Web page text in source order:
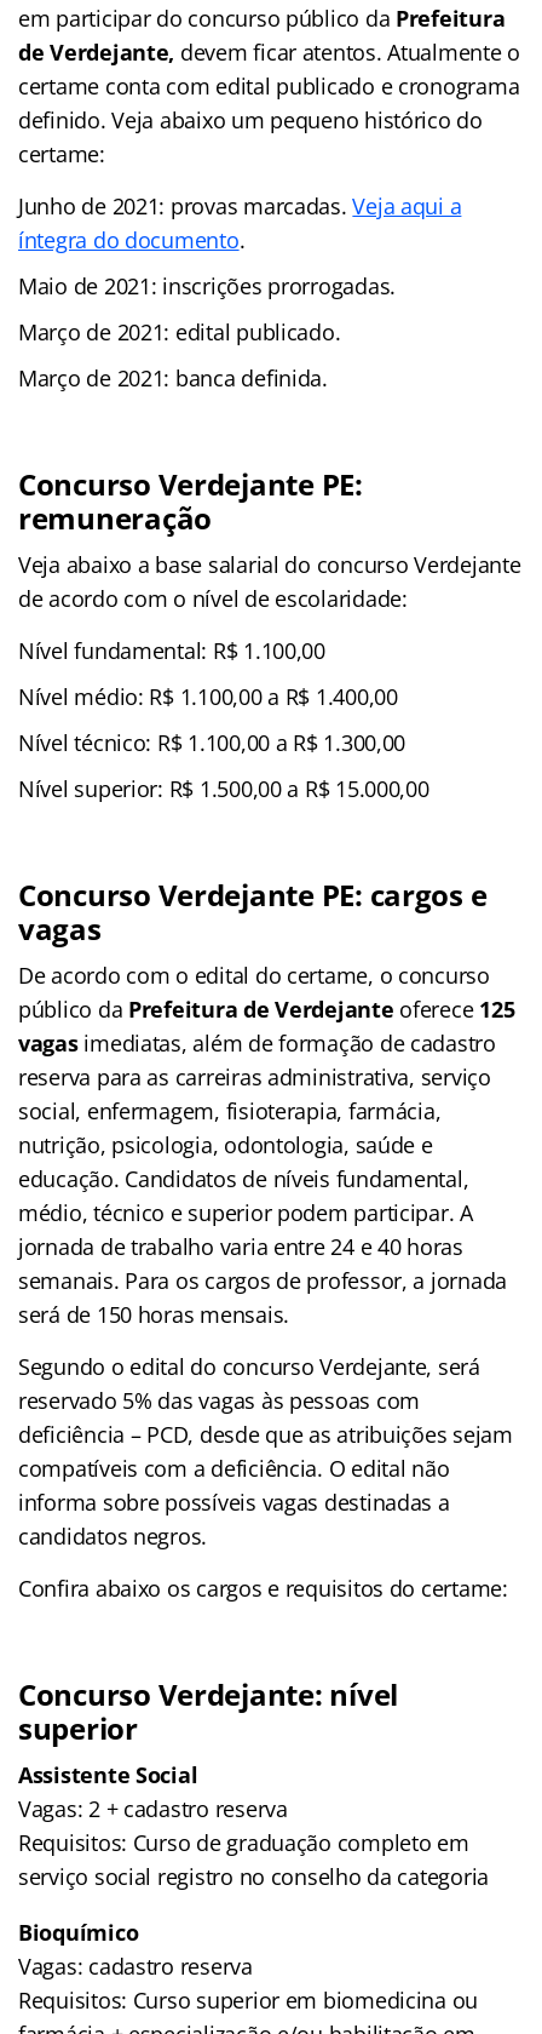
em participar do concurso público da Prefeitura
de Verdejante, devem ficar atentos. Atualmente o
certame conta com edital publicado e cronograma
definido. Veja abaixo um pequeno histórico do
certame:
Junho de 2021: provas marcadas.Veja aqui a
íntegra do documento.
Maio de 2021: inscrições prorrogadas.
Março de 2021: edital publicado.
Março de 2021: banca definida.
Concurso Verdejante PE:
remuneração
Veja abaixo a base salarial do concurso Verdejante
de acordo com o nível de escolaridade:
Nível fundamental: R$ 1.100,00
Nível médio: R$ 1.100,00 a R$ 1.400,00
Nível técnico: R$ 1.100,00 a R$ 1.300,00
Nível superior: R$ 1.500,00 a R$ 15.000,00
Concurso Verdejante PE: cargos e
vagas
De acordo com o edital do certame, o concurso
público da Prefeitura de Verdejante oferece 125
vagasimediatas, além de formação de cadastro
reserva para as carreiras administrativa, serviço
social, enfermagem, fisioterapia, farmácia,
nutrição, psicologia, odontologia, saúde e
educação. Candidatos de níveis fundamental,
médio, técnico e superior podem participar. A
jornada de trabalho varia entre 24 e 40 horas
semanais. Para os cargos de professor, a jornada
será de 150 horas mensais.
Segundo o edital do concurso Verdejante, será
reservado 5% das vagas às pessoas com
deficiência – PCD, desde que as atribuições sejam
compatíveis com a deficiência. O edital não
informa sobre possíveis vagas destinadas a
candidatos negros.
Confira abaixo os cargos e requisitos do certame:
Concurso Verdejante: nível
superior
Assistente Social
Vagas: 2 + cadastro reserva
Requisitos: Curso de graduação completo em
serviço social registro no conselho da categoria
Bioquímico
Vagas: cadastro reserva
Requisitos: Curso superior em biomedicina ou